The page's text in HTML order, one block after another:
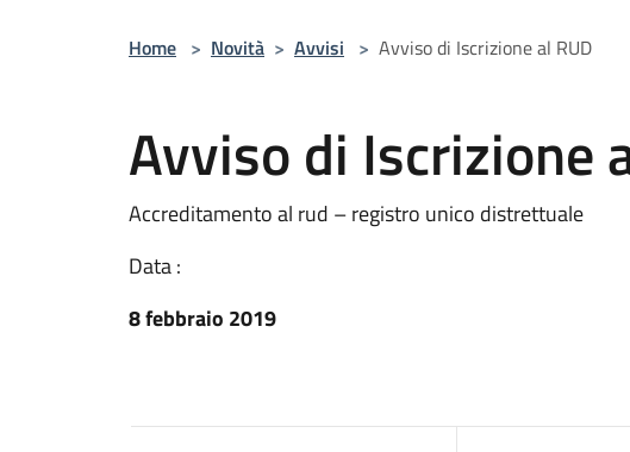
Home > Novità > Avvisi > Avviso di Iscrizione al RUD
Avviso di Iscrizione
Accreditamento al rud – registro unico distrettuale
Data :
8 febbraio 2019